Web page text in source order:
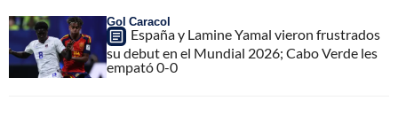
Gol Caracol
España y Lamine Yamal vieron frustrados
su debut en el Mundial 2026; Cabo Verde les
empató 0-0